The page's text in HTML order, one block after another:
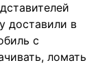
доставили в
с
ломать